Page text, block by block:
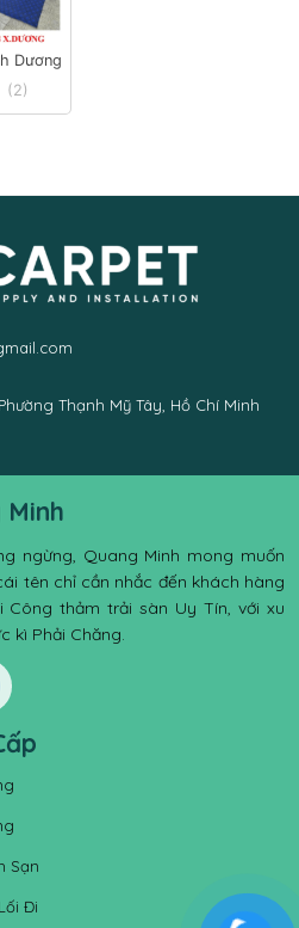
Dương
(2)
Thạnh Mỹ Tây, Hồ Chí Minh
Minh
ngừng, Quang Minh mong muốn
tên chỉ cần nhắc đến khách hàng
thảm trải sàn Uy Tín, với xu
kì Phải Chăng.
Sạn
Đi